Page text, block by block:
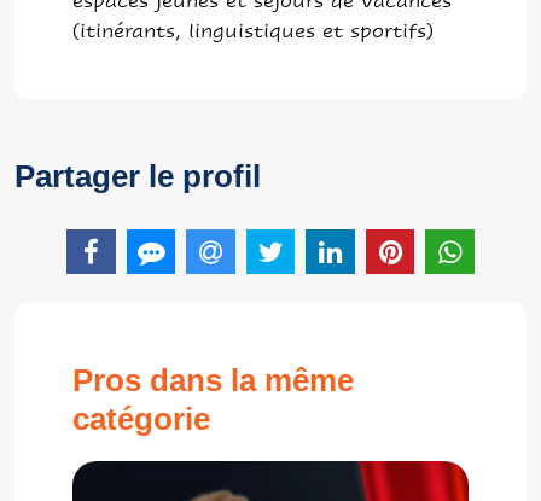
(itinérants, linguistiques et sportifs)
Partager le profil
Pros dans la même
catégorie